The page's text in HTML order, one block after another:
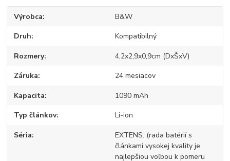
Výrobca B&W
Druh Kompatibilný
Rozmery 4,2x2,9x0,9cm (DxŠxV)
Záruka 24 mesiacov
Kapacita 1090 mAh
Typ článkov Li-ion
Séria
EXTENS. (rada batérií s
článkami vysokej kvality je
najlepšiou voľbou k pomeru